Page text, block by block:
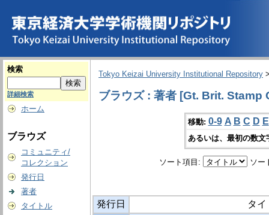
検索
詳細検索
ホーム
ブラウズ
コミュニティ/
コレクション
発行日
著者
タイトル
Tokyo Keizai University Institutional Repository
ブラウズ : 著者 [Gt. Brit.
移動: 0-9 A B C D E
あるいは、最初の数
ソート項目: ソー
発行日 タ